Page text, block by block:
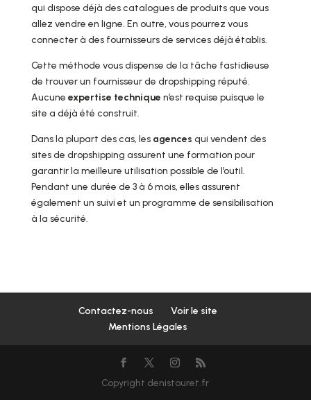
qui dispose déjà des catalogues de produits que vous
allez vendre en ligne. En outre, vous pourrez vous
connecter à des fournisseurs de services déjà établis.
Cette méthode vous dispense de la tâche fastidieuse
de trouver un fournisseur de dropshipping réputé.
Aucune expertise technique n’est requise puisque le
site a déjà été construit.
Dans la plupart des cas, les agences qui vendent des
sites de dropshipping assurent une formation pour
garantir la meilleure utilisation possible de l’outil.
Pendant une durée de 3 à 6 mois, elles assurent
également un suivi et un programme de sensibilisation
à la sécurité.
Contactez-nous
Voir le site
Mentions Légales
Copyright denistouret.fr